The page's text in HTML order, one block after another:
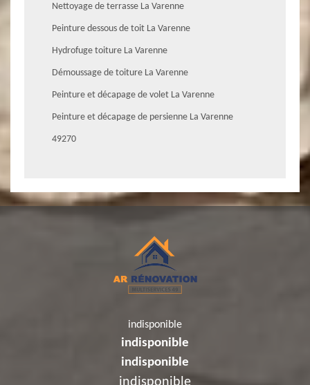
Nettoyage de terrasse La Varenne
Peinture dessous de toit La Varenne
Hydrofuge toiture La Varenne
Démoussage de toiture La Varenne
Peinture et décapage de volet La Varenne
Peinture et décapage de persienne La Varenne
49270
indisponible
indisponible
indisponible
indisponible